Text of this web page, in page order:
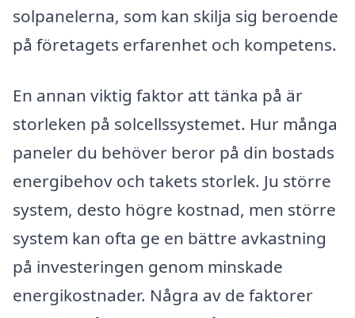
solpanelerna, som kan skilja sig beroende
på företagets erfarenhet och kompetens.
En annan viktig faktor att tänka på är
storleken på solcellssystemet. Hur många
paneler du behöver beror på din bostads
energibehov och takets storlek. Ju större
system, desto högre kostnad, men större
system kan ofta ge en bättre avkastning
på investeringen genom minskade
energikostnader. Några av de faktorer